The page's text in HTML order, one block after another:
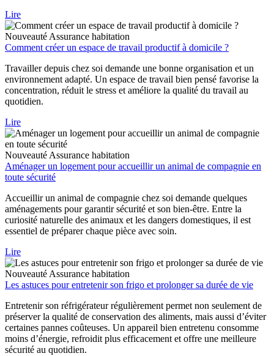
Lire
Nouveauté Assurance habitation
Comment créer un espace de travail productif à domicile ?
Travailler depuis chez soi demande une bonne organisation et un
environnement adapté. Un espace de travail bien pensé favorise la
concentration, réduit le stress et améliore la qualité du travail au
quotidien.
Lire
Nouveauté Assurance habitation
Aménager un logement pour accueillir un animal de compagnie en
toute sécurité
Accueillir un animal de compagnie chez soi demande quelques
aménagements pour garantir sécurité et son bien-être. Entre la
curiosité naturelle des animaux et les dangers domestiques, il est
essentiel de préparer chaque pièce avec soin.
Lire
Nouveauté Assurance habitation
Les astuces pour entretenir son frigo et prolonger sa durée de vie
Entretenir son réfrigérateur régulièrement permet non seulement de
préserver la qualité de conservation des aliments, mais aussi d’éviter
certaines pannes coûteuses. Un appareil bien entretenu consomme
moins d’énergie, refroidit plus efficacement et offre une meilleure
sécurité au quotidien.